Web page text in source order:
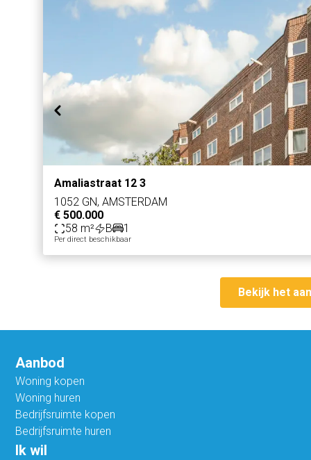
Amaliastraat 12 3
1052 GN, AMSTERDAM
€ 500.000
58 m²
B 1
Per direct beschikbaar
Bekijk het
Aanbod
Woning kopen
Woning huren
Bedrijfsruimte kopen
Bedrijfsruimte huren
Ik wil